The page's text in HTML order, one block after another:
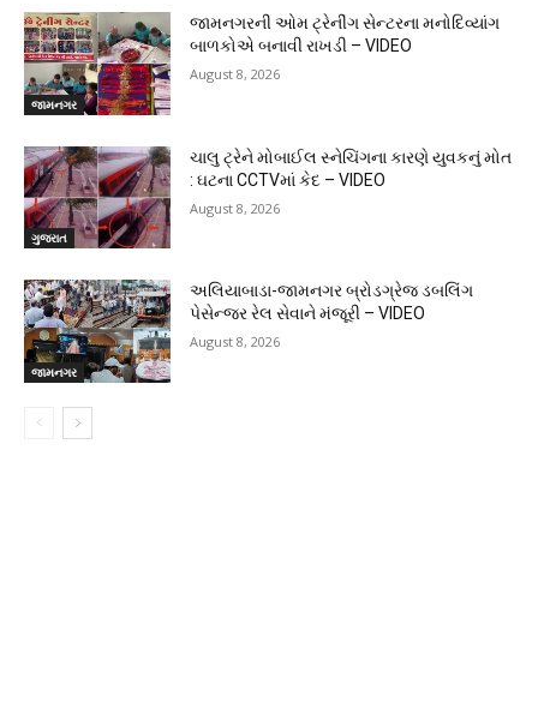
જામનગર
જામનગરની ઓમ ટ્રેનીંગ સેન્ટરના મનોદિવ્યાંગ
બાળકોએ બનાવી રાખડી – VIDEO
August 8, 2026
ગુજરાત
ચાલુ ટ્રેને મોબાઈલ સ્નેચિંગના કારણે યુવકનું મોત
: ઘટના CCTVમાં કેદ – VIDEO
August 8, 2026
જામનગર
અલિયાબાડા-જામનગર બ્રોડગ્રેજ ડબલિંગ
પેસેન્જર રેલ સેવાને મંજૂરી – VIDEO
August 8, 2026